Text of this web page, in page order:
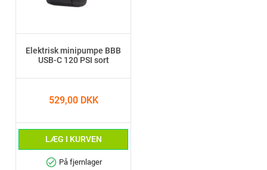
Elektrisk minipumpe BBB
USB-C 120 PSI sort
529,00 DKK
LÆG I KURVEN
check_circle På fjernlager